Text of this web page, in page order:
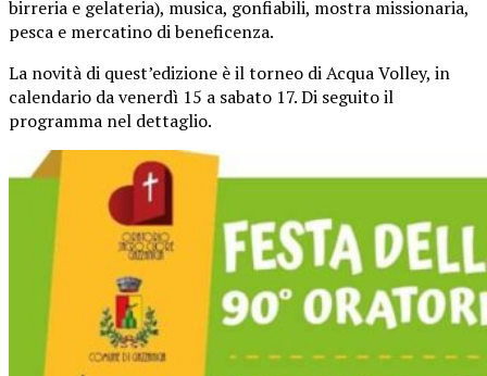
birreria e gelateria), musica, gonfiabili, mostra missionaria,
pesca e mercatino di beneficenza.
La novità di quest’edizione è il torneo di Acqua Volley, in
calendario da venerdì 15 a sabato 17. Di seguito il
programma nel dettaglio.